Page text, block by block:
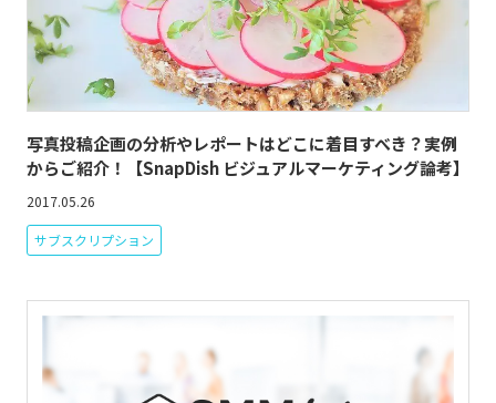
写真投稿企画の分析やレポートはどこに着目すべき？実例
からご紹介！【SnapDish ビジュアルマーケティング論考】
2017.05.26
サブスクリプション